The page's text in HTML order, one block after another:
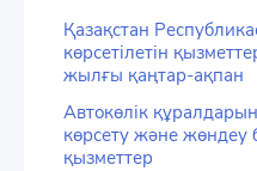
Қазақстан
көрсетілетін
жылғы қаңтар-ақпан
Автокөлік
көрсету және жөндеу
қызметтер